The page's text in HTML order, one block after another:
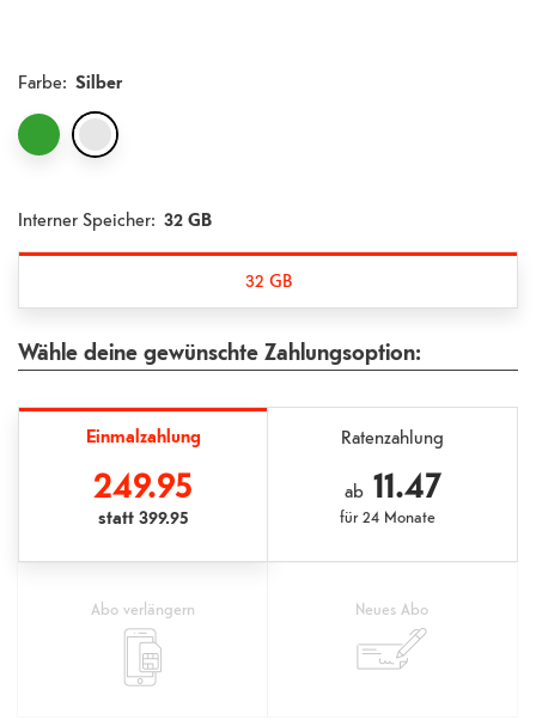
Farbe: Silber
Interner Speicher: 32 GB
32 GB
Wähle deine gewünschte Zahlungsoption:
Einmalzahlung
249.95
statt399.95
Ratenzahlung
ab11.47
für24 Monate
Abo verlängern Neues Abo